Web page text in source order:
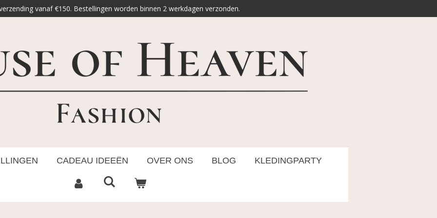
vanaf €150. Bestellingen worden binnen 2 werkdagen verzonden.
CADEAU IDEEËN OVER ONS BLOG KLEDINGPARTY